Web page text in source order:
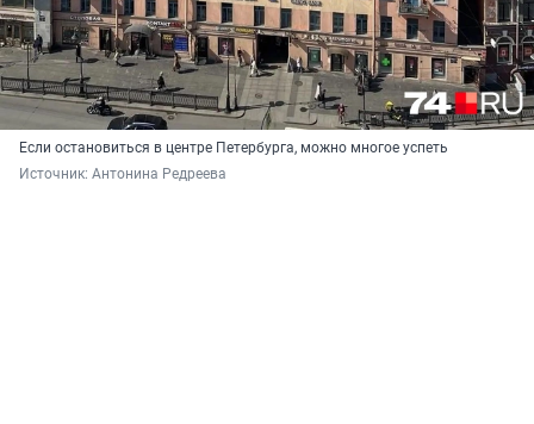
Если остановиться в центре Петербурга, можно многое успеть
Источник: Антонина Редреева